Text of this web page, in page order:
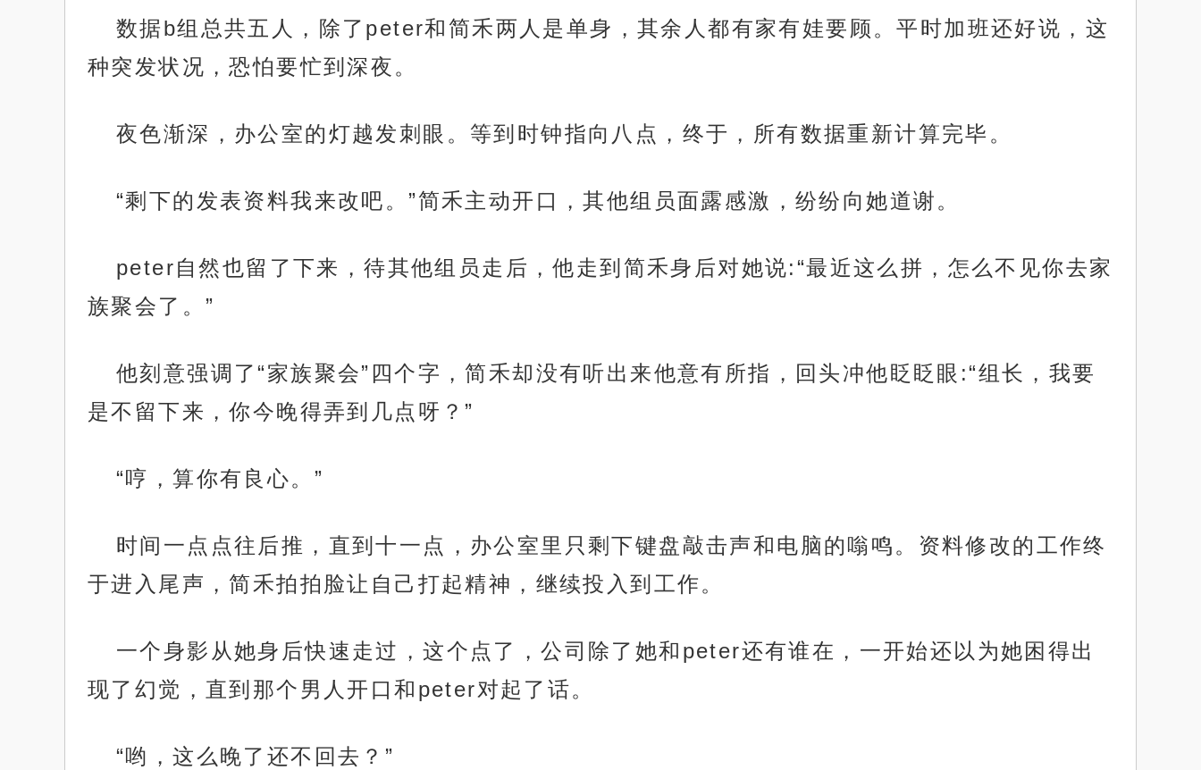
数据b组总共五人，除了peter和简禾两人是单身，其余人都有家有娃要顾。平时加班还好说，这
种突发状况，恐怕要忙到深夜。
夜色渐深，办公室的灯越发刺眼。等到时钟指向八点，终于，所有数据重新计算完毕。
“剩下的发表资料我来改吧。”简禾主动开口，其他组员面露感激，纷纷向她道谢。
peter自然也留了下来，待其他组员走后，他走到简禾身后对她说:“最近这么拼，怎么不见你去家
族聚会了。”
他刻意强调了“家族聚会”四个字，简禾却没有听出来他意有所指，回头冲他眨眨眼:“组长，我要
是不留下来，你今晚得弄到几点呀？”
“哼，算你有良心。”
时间一点点往后推，直到十一点，办公室里只剩下键盘敲击声和电脑的嗡鸣。资料修改的工作终
于进入尾声，简禾拍拍脸让自己打起精神，继续投入到工作。
一个身影从她身后快速走过，这个点了，公司除了她和peter还有谁在，一开始还以为她困得出
现了幻觉，直到那个男人开口和peter对起了话。
“哟，这么晚了还不回去？”